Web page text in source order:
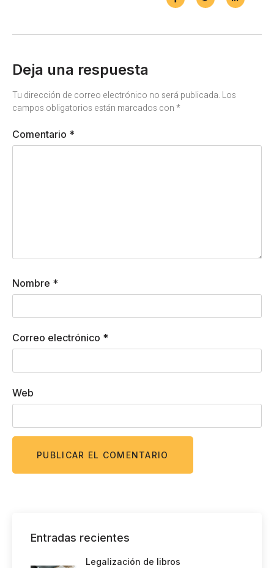
Deja una respuesta
Tu dirección de correo electrónico no será publicada. Los
campos obligatorios están marcados con*
Comentario *
Nombre *
Correo electrónico *
Web
Entradas recientes
Legalización de libros